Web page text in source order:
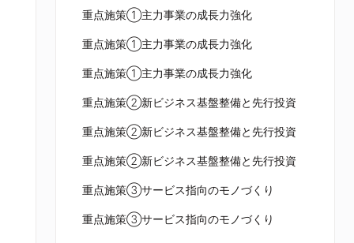
重点施策①主力事業の成長力強化
重点施策①主力事業の成長力強化
重点施策①主力事業の成長力強化
重点施策②新ビジネス基盤整備と先行投資
重点施策②新ビジネス基盤整備と先行投資
重点施策②新ビジネス基盤整備と先行投資
重点施策③サービス指向のモノづくり
重点施策③サービス指向のモノづくり